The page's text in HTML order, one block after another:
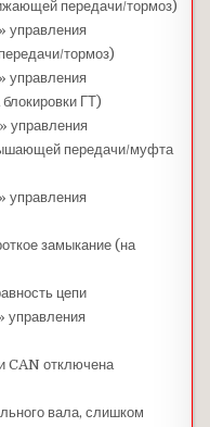
передачи/тормоз)
управления
тормоз)
управления
ГТ)
управления
передачи/муфта
управления
замыкание (на
цепи
управления
CAN отключена
вала, слишком